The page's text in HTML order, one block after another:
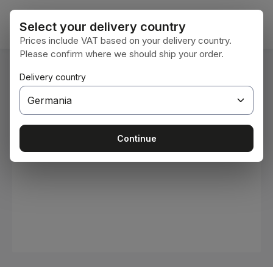
Sari la conținutul principal
Sunteți aici: Acasă
Select your delivery country
Prices include VAT based on your delivery country.
Please confirm where we should ship your order.
Delivery country
Continue